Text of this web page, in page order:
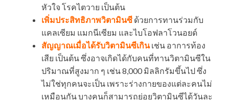
หัวใจ โรคไตวาย เป็นต้น
เพิ่มประสิทธิภาพวิตามินซี ด้วยการทานร่วมกับ
แคลเซียม แมกนีเซียม และไบโอฟลาโวนอยด์
สัญญาณเมื่อได้รับวิตามินซีเกินเช่น อาการท้อง
เสีย เป็นต้น ซึ่งอาจเกิดได้กับคนที่ทานวิตามินซีใน
ปริมาณที่สูงมาก ๆ เช่น 8,000 มิลลิกรัมขึ้นไป ซึ่ง
ไม่ใช่ทุกคนจะเป็น เพราะร่างกายของแต่ละคนไม่
เหมือนกัน บางคนก็สามารถย่อยวิตามินซีได้วันละ